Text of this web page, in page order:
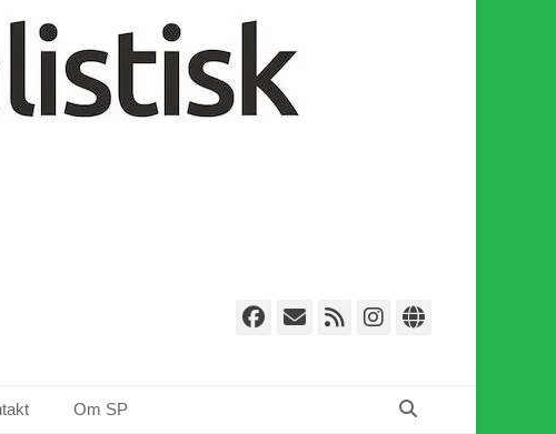
Facebook
E-
Webbflöde
Instagram
Om SP